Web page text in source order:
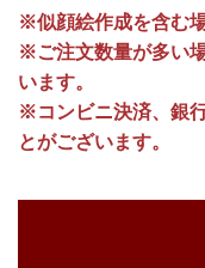
※似顔絵作成を含む
※ご注文数量が多い
います。
※コンビニ決済、銀
とがございます。